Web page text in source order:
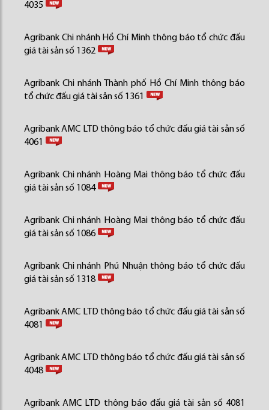
4035
Agribank Chi nhánh Hồ Chí Minh thông báo tổ chức đấu
giá tài sản số 1362
Agribank Chi nhánh Thành phố Hồ Chí Minh thông báo
tổ chức đấu giá tài sản số 1361
Agribank AMC LTD thông báo tổ chức đấu giá tài sản số
4061
Agribank Chi nhánh Hoàng Mai thông báo tổ chức đấu
giá tài sản số 1084
Agribank Chi nhánh Hoàng Mai thông báo tổ chức đấu
giá tài sản số 1086
Agribank Chi nhánh Phú Nhuận thông báo tổ chức đấu
giá tài sản số 1318
Agribank AMC LTD thông báo tổ chức đấu giá tài sản số
4081
Agribank AMC LTD thông báo tổ chức đấu giá tài sản số
4048
Agribank AMC LTD thông báo đấu giá tài sản số 4081